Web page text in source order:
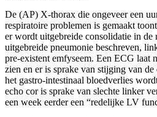
De (AP) X-thorax die ongeveer een
respiratoire problemen is gemaakt
er wordt uitgebreide consolidatie in de
uitgebreide pneumonie beschreven,
pre-existent emfyseem. Een ECG laat
zien en er is sprake van stijging van
het gastro-intestinaal bloedverlies
echo cor is sprake van slechte linker
een week eerder een “redelijke LV